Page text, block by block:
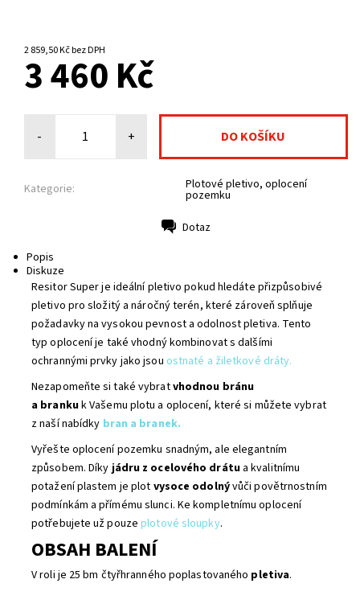
2 859,50 Kč bez DPH
3 460 Kč
- +
Kategorie: Plotové pletivo, oplocení
pozemku
Dotaz
Popis
Diskuze
Resitor Super je ideální pletivo pokud hledáte přizpůsobivé
pletivo pro složitý a náročný terén, které zároveň splňuje
požadavky na vysokou pevnost a odolnost pletiva. Tento
typ oplocení je také vhodný kombinovat s dalšími
ochrannými prvky jako jsou ostnaté a žiletkové dráty.
Nezapomeňte si také vybratvhodnou bránu
a brankuk Vašemu plotu a oplocení, které si můžete vybrat
z naší nabídky bran a branek.
Vyřešte oplocení pozemku snadným, ale elegantním
způsobem. Díkyjádru z ocelového drátu a kvalitnímu
potažení plastem je plot vysoce odolnývůči povětrnostním
podmínkám a přímému slunci. Ke kompletnímu oplocení
potřebujete už pouze plotové sloupky.
OBSAH BALENÍ
V roli je 25 bm čtyřhranného poplastovaného pletiva.